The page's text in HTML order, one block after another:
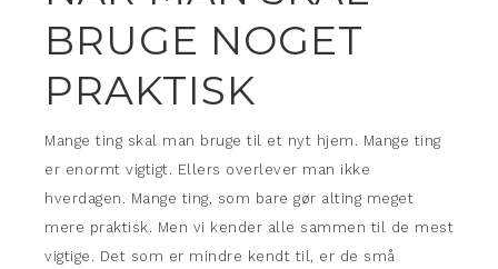
BRUGE NOGET
PRAKTISK
Mange ting skal man bruge til et nyt hjem. Mange ting
er enormt vigtigt. Ellers overlever man ikke
hverdagen. Mange ting, som bare gør alting meget
mere praktisk. Men vi kender alle sammen til de mest
vigtige. Det som er mindre kendt til, er de små